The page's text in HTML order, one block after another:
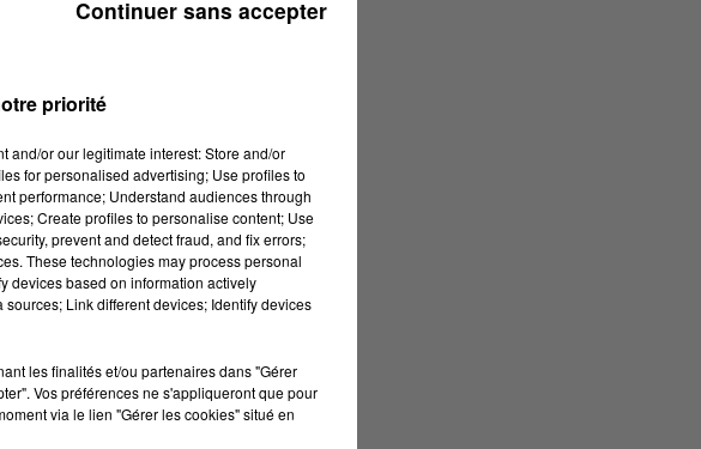
priorité
and/or our legitimate interest: Store and/or
for personalised advertising; Use profiles to
performance; Understand audiences through
Create profiles to personalise content; Use
prevent and detect fraud, and fix errors;
These technologies may process personal
devices based on information actively
Link different devices; Identify devices
les finalités et/ou partenaires dans "Gérer
Vos préférences ne s'appliqueront que pour
via le lien "Gérer les cookies" situé en
Continuer sans accepter